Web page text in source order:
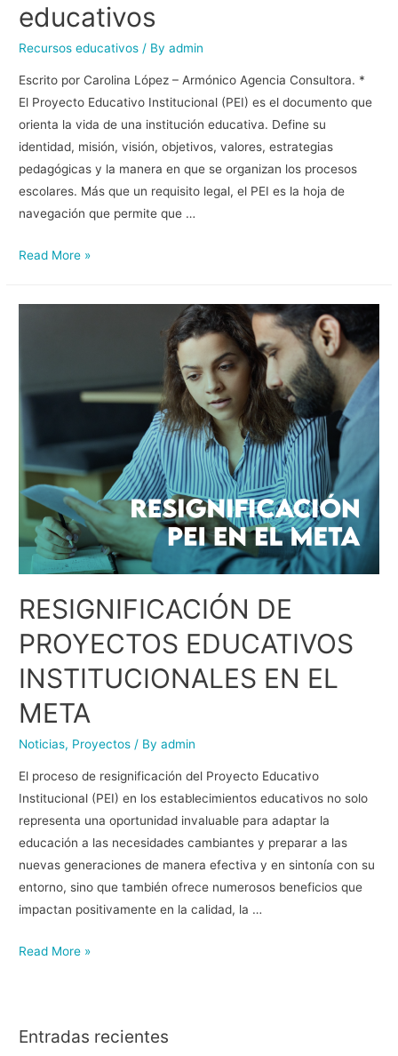
educativos
Recursos educativos / Byadmin
Escrito por Carolina López – Armónico Agencia Consultora. *
El Proyecto Educativo Institucional (PEI) es el documento que
orienta la vida de una institución educativa. Define su
identidad, misión, visión, objetivos, valores, estrategias
pedagógicas y la manera en que se organizan los procesos
escolares. Más que un requisito legal, el PEI es la hoja de
navegación que permite que …
Read More »
RESIGNIFICACIÓN DE
PROYECTOS EDUCATIVOS
INSTITUCIONALES EN EL
META
Noticias, Proyectos / Byadmin
El proceso de resignificación del Proyecto Educativo
Institucional (PEI) en los establecimientos educativos no solo
representa una oportunidad invaluable para adaptar la
educación a las necesidades cambiantes y preparar a las
nuevas generaciones de manera efectiva y en sintonía con su
entorno, sino que también ofrece numerosos beneficios que
impactan positivamente en la calidad, la …
Read More »
Entradas recientes